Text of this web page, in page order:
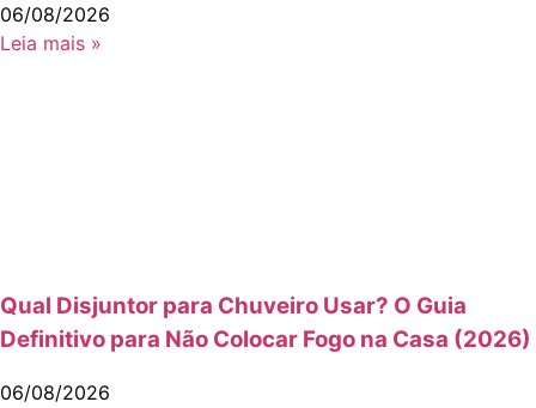
06/08/2026
Leia mais »
Qual Disjuntor para Chuveiro Usar? O Guia
Definitivo para Não Colocar Fogo na Casa (2026)
06/08/2026